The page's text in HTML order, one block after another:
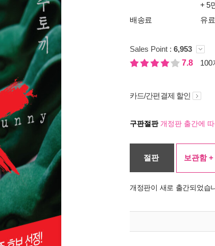
+ 5
배송료
유
Sales Point : 6,953
7.8
100
카드/간편결제 할인
구판절판개정판 출간에 따
절판 보관함 +
개정판이 새로 출간되었습